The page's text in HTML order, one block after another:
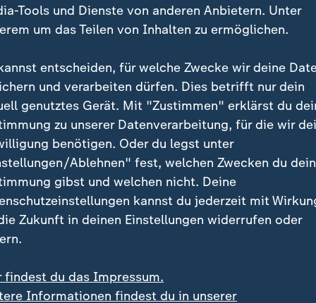
Grünen-Vorsitzende
kündigt an, selbst das Verteidigungspaket
Brantner: "Kanzler muss man wollen und
der Unions-Kanzlerkandidat nicht gesehen - oder
Tools und Dienste von anderen Anbietern. Unter
um das Teilen von Inhalten zu ermöglichen.
entscheiden, für welche Zwecke wir deine
und verarbeiten dürfen. Dies betrifft nur dein
genutztes Gerät. Mit "Zustimmen" erklärst du
zu unserer Datenverarbeitung, für die wir
benötigen. Oder du legst unter
Ablehnen" fest, welchen Zwecken du
gibst und welchen nicht. Deine
kannst du jederzeit mit
Zukunft in deinen Einstellungen widerrufen oder
findest du das Impressum.
Informationen findest du in unserer